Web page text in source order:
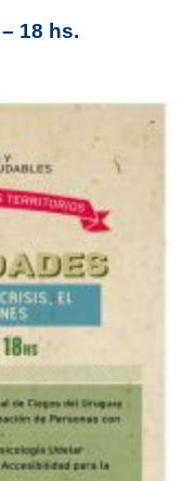
18 hs.